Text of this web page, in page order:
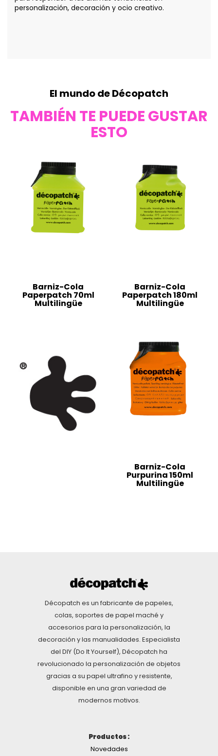
personalización, decoración y ocio creativo.
El mundo de Décopatch
TAMBIÉN TE PUEDE GUSTAR
ESTO
Barniz-Cola
Paperpatch 70ml
Multilingüe
Barniz-Cola
Paperpatch 180ml
Multilingüe
Barniz-Cola
Purpurina 150ml
Multilingüe
Décopatch es un fabricante de papeles,
colas, soportes de papel maché y
accesorios para la personalización, la
decoración y las manualidades. Especialista
del DIY (Do It Yourself), Décopatch ha
revolucionado la personalización de objetos
gracias a su papel ultrafino y resistente,
disponible en una gran variedad de
modernos motivos.
Productos :
Novedades